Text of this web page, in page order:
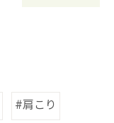
#肩こり